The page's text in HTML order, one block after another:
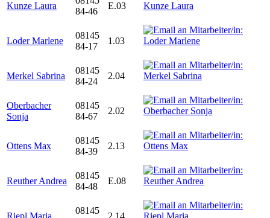
Kunze Laura
84-46
E.03
Loder Marlene
08145
84-17
1.03
Merkel Sabrina
08145
84-24
2.04
Oberbacher
Sonja
08145
84-67
2.02
Ottens Max
08145
84-39
2.13
Reuther Andrea
08145
84-48
E.08
08145